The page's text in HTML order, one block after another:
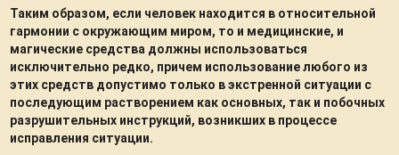
Таким образом, если человек находится в относительной
гармонии с окружающим миром, то и медицинские, и
магические средства должны использоваться
исключительно редко, причем использование любого из
этих средств допустимо только в экстренной ситуации с
последующим растворением как основных, так и побочных
разрушительных инструкций, возникших в процессе
исправления ситуации.